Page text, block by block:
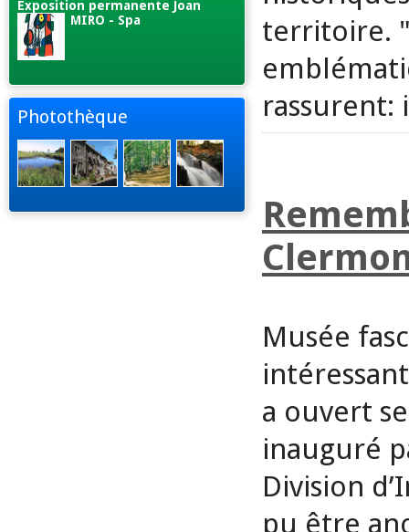
Exposition permanente Joan
MIRO - Spa
Photothèque
territoire.
rassurent:
Musée
a ouvert
inauguré
Division
pu être